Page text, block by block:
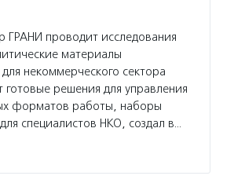
ГРАНИ проводит исследования
материалы
некоммерческого сектора
готовые решения для управления
форматов работы, наборы
специалистов НКО, создал в…